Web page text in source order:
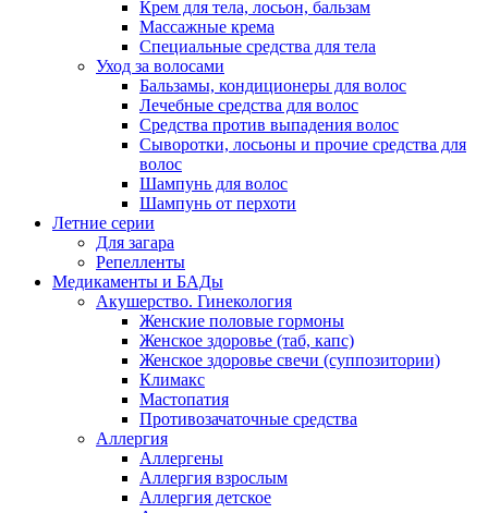
Крем для тела, лосьон, бальзам
Массажные крема
Специальные средства для тела
Уход за волосами
Бальзамы, кондиционеры для волос
Лечебные средства для волос
Средства против выпадения волос
Сыворотки, лосьоны и прочие средства для
волос
Шампунь для волос
Шампунь от перхоти
Летние серии
Для загара
Репелленты
Медикаменты и БАДы
Акушерство. Гинекология
Женские половые гормоны
Женское здоровье (таб, капс)
Женское здоровье свечи (суппозитории)
Климакс
Мастопатия
Противозачаточные средства
Аллергия
Аллергены
Аллергия взрослым
Аллергия детское